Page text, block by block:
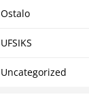
Ostalo
UFSIKS
Uncategorized